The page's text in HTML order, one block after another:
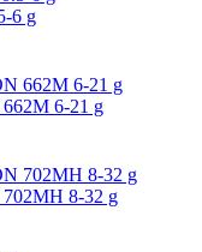
6 g
6-21 g
8-32 g